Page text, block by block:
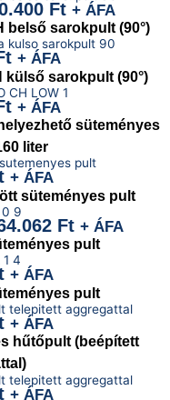
Ft + ÁFA
belső sarokpult (90°)
+ ÁFA
külső sarokpult (90°)
+ ÁFA
süteményes
liter
+ ÁFA
süteményes pult
Ft + ÁFA
pult
+ ÁFA
pult
+ ÁFA
hűtőpult (beépített
+ ÁFA